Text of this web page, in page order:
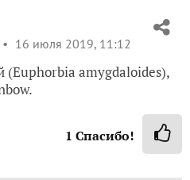
16 июля 2019, 11:12
amygdaloides),
1 Спасибо!